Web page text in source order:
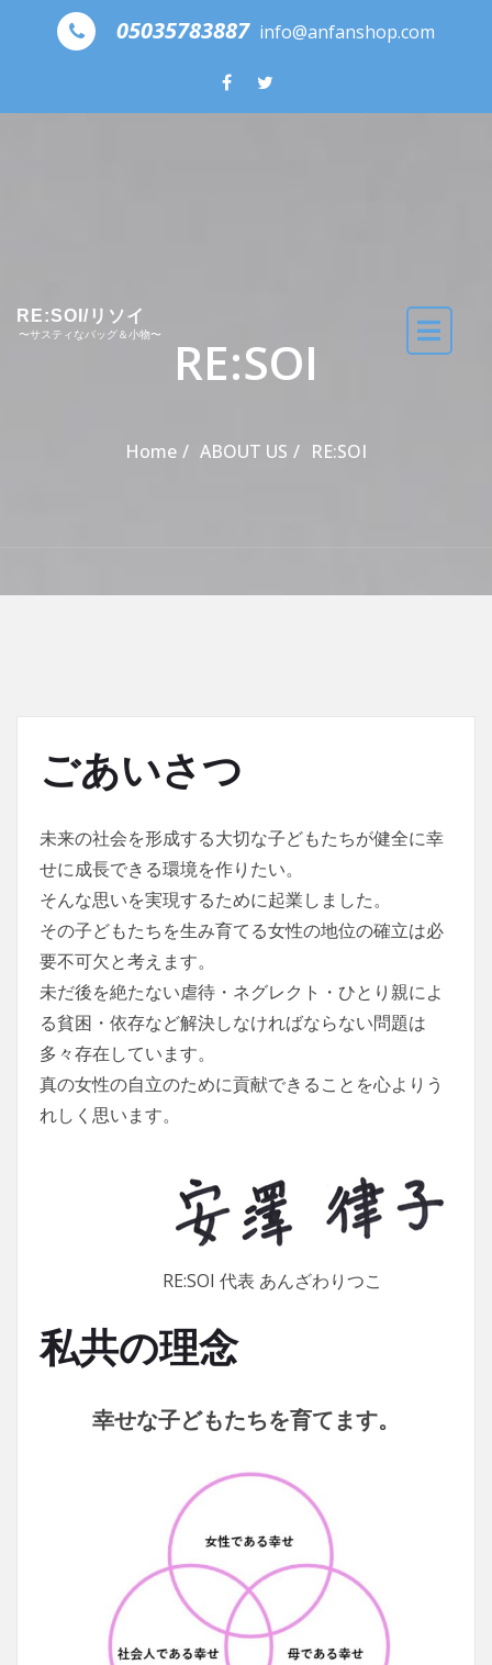
Skip to the content
05035783887 info@anfanshop.com
RE:SOI/リソイ
〜サスティなバッグ＆小物〜 RE:SOI
Home ABOUT US RE:SOI
ごあいさつ
未来の社会を形成する大切な子どもたちが健全に幸
せに成長できる環境を作りたい。
そんな思いを実現するために起業しました。
その子どもたちを生み育てる女性の地位の確立は必
要不可欠と考えます。
未だ後を絶たない虐待・ネグレクト・ひとり親によ
る貧困・依存など解決しなければならない問題は
多々存在しています。
真の女性の自立のために貢献できることを心よりう
れしく思います。
RE:SOI 代表 あんざわりつこ
私共の理念
幸せな子どもたちを育てます。